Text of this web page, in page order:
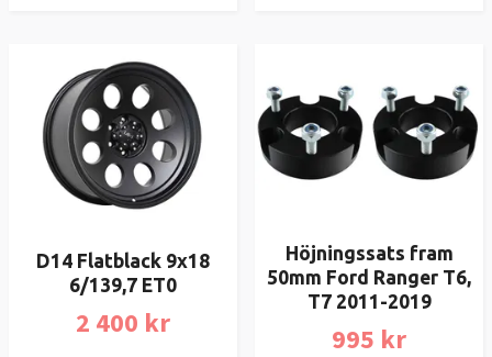
D14 Flatblack 9x18
6/139,7 ET0
2 400 kr
Höjningssats fram
50mm Ford Ranger T6,
T7 2011-2019
995 kr